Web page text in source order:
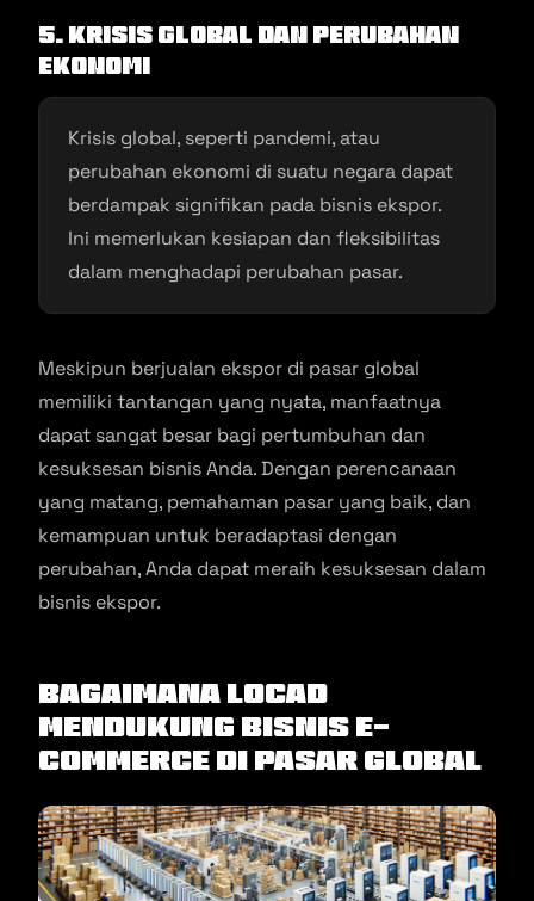
5. Krisis Global dan Perubahan
Ekonomi
Krisis global, seperti pandemi, atau
perubahan ekonomi di suatu negara dapat
berdampak signifikan pada bisnis ekspor.
Ini memerlukan kesiapan dan fleksibilitas
dalam menghadapi perubahan pasar.
Meskipun berjualan ekspor di pasar global
memiliki tantangan yang nyata, manfaatnya
dapat sangat besar bagi pertumbuhan dan
kesuksesan bisnis Anda. Dengan perencanaan
yang matang, pemahaman pasar yang baik, dan
kemampuan untuk beradaptasi dengan
perubahan, Anda dapat meraih kesuksesan dalam
bisnis ekspor.
Bagaimana Locad
Mendukung Bisnis E-
Commerce di Pasar Global